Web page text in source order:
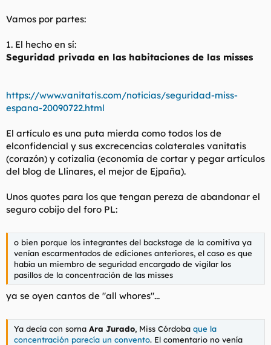
Vamos por partes:
1. El hecho en sí:
Seguridad privada en las habitaciones de las misses
https://www.vanitatis.com/noticias/seguridad-miss-
espana-20090722.html
El artículo es una puta mierda como todos los de
elconfidencial y sus excrecencias colaterales vanitatis
(corazón) y cotizalia (economía de cortar y pegar artículos
del blog de Llinares, el mejor de Ejpaña).
Unos quotes para los que tengan pereza de abandonar el
seguro cobijo del foro PL:
o bien porque los integrantes del backstage de la comitiva ya
venían escarmentados de ediciones anteriores, el caso es que
había un miembro de seguridad encargado de vigilar los
pasillos de la concentración de las misses
ya se oyen cantos de "all whores"...
Ya decía con sorna Ara Jurado, Miss Córdoba que la
concentración parecía un convento. El comentario no venía